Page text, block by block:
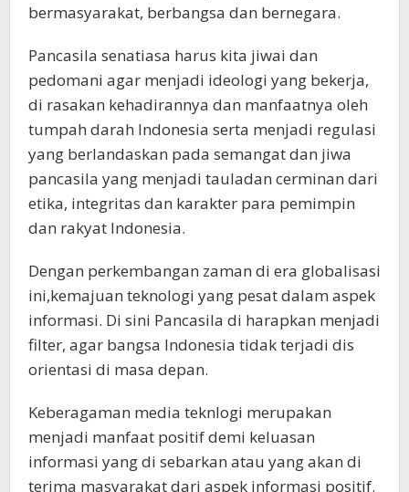
bermasyarakat, berbangsa dan bernegara.
Pancasila senatiasa harus kita jiwai dan
pedomani agar menjadi ideologi yang bekerja,
di rasakan kehadirannya dan manfaatnya oleh
tumpah darah Indonesia serta menjadi regulasi
yang berlandaskan pada semangat dan jiwa
pancasila yang menjadi tauladan cerminan dari
etika, integritas dan karakter para pemimpin
dan rakyat Indonesia.
Dengan perkembangan zaman di era globalisasi
ini,kemajuan teknologi yang pesat dalam aspek
informasi. Di sini Pancasila di harapkan menjadi
filter, agar bangsa Indonesia tidak terjadi dis
orientasi di masa depan.
Keberagaman media teknlogi merupakan
menjadi manfaat positif demi keluasan
informasi yang di sebarkan atau yang akan di
terima masyarakat dari aspek informasi positif.